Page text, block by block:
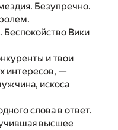
Безупречно.
Беспокойство Вики
и твои
интересов, —
искоса
слова в ответ.
высшее